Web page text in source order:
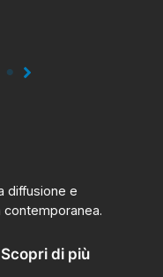
diffusione e
contemporanea.
Scopri di più